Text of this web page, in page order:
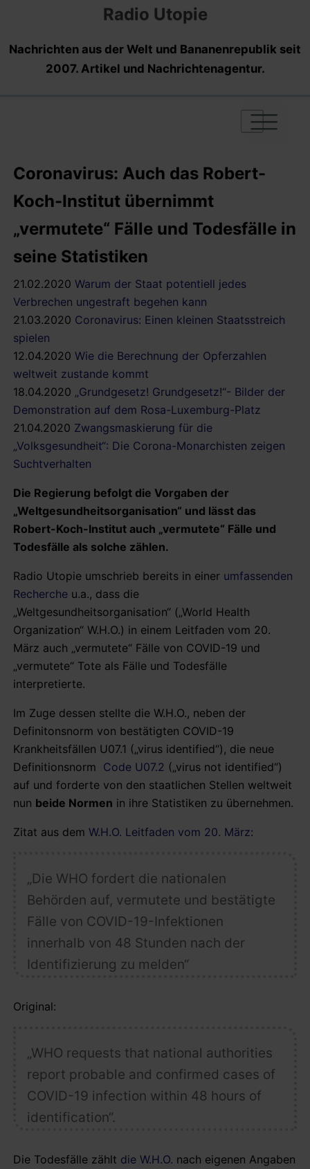
Radio Utopie
Nachrichten aus der Welt und Bananenrepublik seit
2007. Artikel und Nachrichtenagentur.
|
|
|
Coronavirus: Auch das Robert-
Koch-Institut übernimmt
„vermutete“ Fälle und Todesfälle in
seine Statistiken
21.02.2020 Warum der Staat potentiell jedes
Verbrechen ungestraft begehen kann
21.03.2020 Coronavirus: Einen kleinen Staatsstreich
spielen
12.04.2020 Wie die Berechnung der Opferzahlen
weltweit zustande kommt
18.04.2020 „Grundgesetz! Grundgesetz!“- Bilder der
Demonstration auf dem Rosa-Luxemburg-Platz
21.04.2020 Zwangsmaskierung für die
„Volksgesundheit“: Die Corona-Monarchisten zeigen
Suchtverhalten
Die Regierung befolgt die Vorgaben der
„Weltgesundheitsorganisation“ und lässt das
Robert-Koch-Institut auch „vermutete“ Fälle und
Todesfälle als solche zählen.
Radio Utopie umschrieb bereits in einer umfassenden
Recherche u.a., dass die
„Weltgesundheitsorganisation“ („World Health
Organization“ W.H.O.) in einem Leitfaden vom 20.
März auch „vermutete“ Fälle von COVID-19 und
„vermutete“ Tote als Fälle und Todesfälle
interpretierte.
Im Zuge dessen stellte die W.H.O., neben der
Definitonsnorm von bestätigten COVID-19
Krankheitsfällen U07.1 („virus identified“), die neue
Definitionsnorm Code U07.2 („virus not identified“)
auf und forderte von den staatlichen Stellen weltweit
nun beide Normen in ihre Statistiken zu übernehmen.
Zitat aus dem W.H.O. Leitfaden vom 20. März:
„Die WHO fordert die nationalen
Behörden auf, vermutete und bestätigte
Fälle von COVID-19-Infektionen
innerhalb von 48 Stunden nach der
Identifizierung zu melden“
Original:
„WHO requests that national authorities
report probable and confirmed cases of
COVID-19 infection within 48 hours of
identification“.
Die Todesfälle zählt die W.H.O. nach eigenen Angaben